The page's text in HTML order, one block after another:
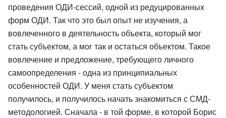
проведения ОДИ-сессий, одной из редуцированных
форм ОДИ. Так что это был опыт не изучения, а
вовлеченного в деятельность объекта, который мог
стать субъектом, а мог так и остаться объектом. Такое
вовлечение и предложение, требующего личного
самоопределения - одна из принципиальных
особенностей ОДИ. У меня стать субъектом
получилось, и получилось начать знакомиться с СМД-
методологией. Сначала - в той форме, в которой Борис